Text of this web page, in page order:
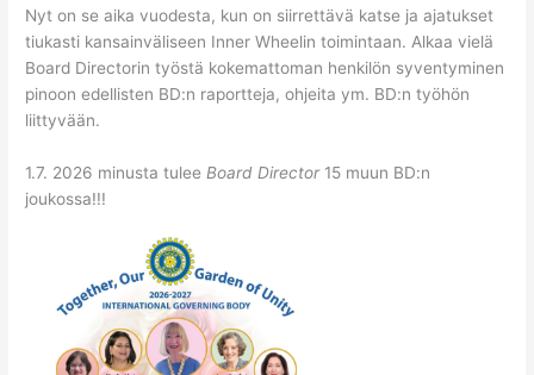
Nyt on se aika vuodesta, kun on siirrettävä katse ja ajatukset
tiukasti kansainväliseen Inner Wheelin toimintaan. Alkaa vielä
Board Directorin työstä kokemattoman henkilön syventyminen
pinoon edellisten BD:n raportteja, ohjeita ym. BD:n työhön
liittyvään.
1.7. 2026 minusta tulee Board Director15 muun BD:n
joukossa!!!